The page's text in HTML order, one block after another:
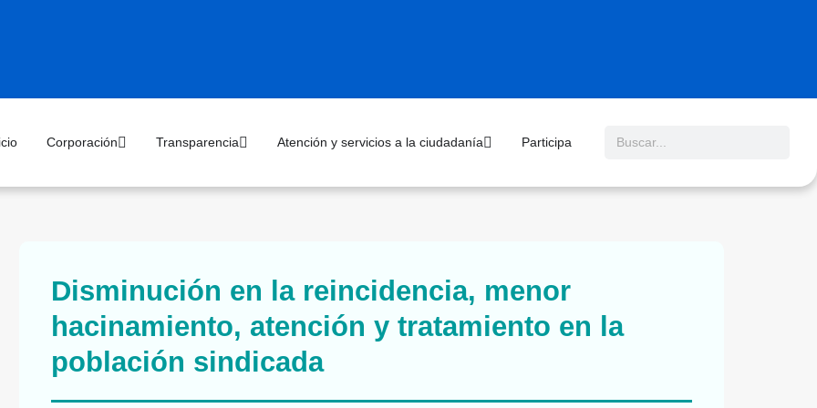
Corporación Transparencia Atención y servicios a la ciudadanía Participa
Disminución en la reincidencia, menor
hacinamiento, atención y tratamiento en la
población sindicada